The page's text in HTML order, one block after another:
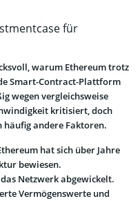
für
warum Ethereum trotz
Smart-Contract-Plattform
wegen vergleichsweise
kritisiert, doch
andere Faktoren.
hat sich über Jahre
bewiesen.
Netzwerk abgewickelt.
Vermögenswerte und